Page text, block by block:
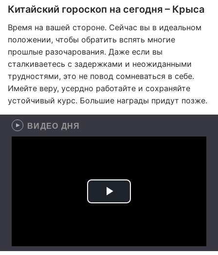
Китайский гороскоп на сегодня – Крыса
Время на вашей стороне. Сейчас вы в идеальном
положении, чтобы обратить вспять многие
прошлые разочарования. Даже если вы
сталкиваетесь с задержками и неожиданными
трудностями, это не повод сомневаться в себе.
Имейте веру, усердно работайте и сохраняйте
устойчивый курс. Большие награды придут позже.
ВИДЕО ДНЯ